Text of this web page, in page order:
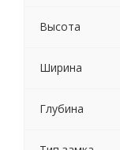
Высота
Ширина
Глубина